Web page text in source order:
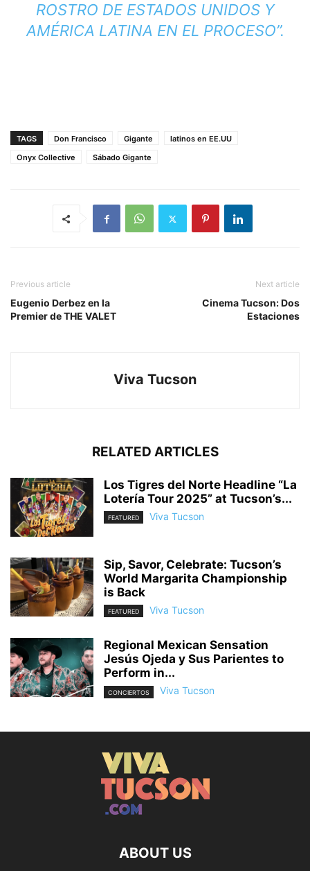
ROSTRO DE ESTADOS UNIDOS Y
AMÉRICA LATINA EN EL PROCESO”.
TAGS Don Francisco Gigante
latinos en EE.UU
Onyx Collective
Sábado Gigante
Previous article
Eugenio Derbez en la
Premier de THE VALET
Next article
Cinema Tucson: Dos
Estaciones
Viva Tucson
RELATED ARTICLES
Los Tigres del Norte Headline “La
Lotería Tour 2025” at Tucson’s...
FEATURED Viva Tucson
Sip, Savor, Celebrate: Tucson’s
World Margarita Championship
is Back
FEATURED Viva Tucson
Regional Mexican Sensation
Jesús Ojeda y Sus Parientes to
Perform in...
CONCIERTOS Viva Tucson
ABOUT US